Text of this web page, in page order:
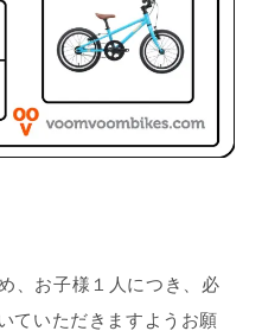
、お子様１人につき、必
ていただきますようお願